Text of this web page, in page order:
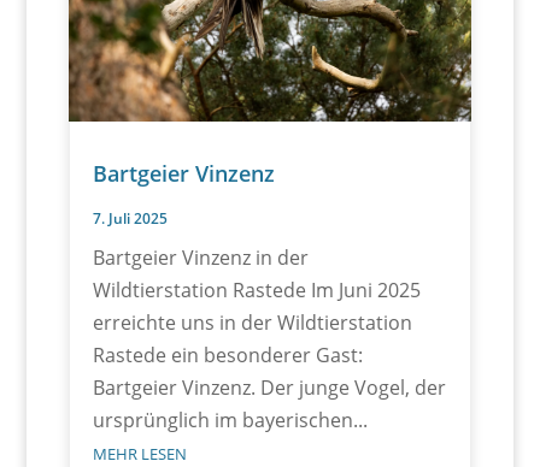
Bartgeier Vinzenz
7. Juli 2025
Bartgeier Vinzenz in der
Wildtierstation Rastede Im Juni 2025
erreichte uns in der Wildtierstation
Rastede ein besonderer Gast:
Bartgeier Vinzenz. Der junge Vogel, der
ursprünglich im bayerischen...
MEHR LESEN